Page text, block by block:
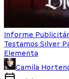
Informe
Testamos Silver
Elementa
Camila